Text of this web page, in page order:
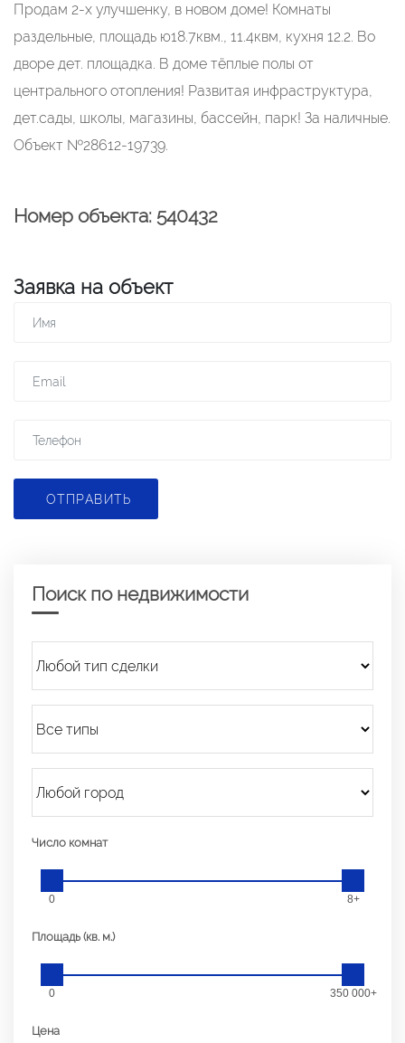
Продам 2-х улучшенку, в новом доме! Комнаты
раздельные, площадь ю18.7квм., 11.4квм, кухня 12.2. Во
дворе дет. площадка. В доме тëплые полы от
центрального отопления! Развитая инфраструктура,
дет.сады, школы, магазины, бассейн, парк! За наличные.
Объект №28612-19739.
Номер объекта: 540432
Заявка на объект
ОТПРАВИТЬ
Поиск по недвижимости
Число комнат
0 8+
Площадь (кв. м.)
0 350 000+
Цена